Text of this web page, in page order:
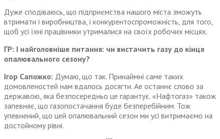
Дуже сподіваюсь, що підприємства нашого міста зможуть
втримати і виробництва, і конкурентоспроможність, для того,
щоб усі їхні працівники утрималися на своїх робочих місцях.
ГР: І найголовніше питання: чи вистачить газу до кінця
опалювального сезону?
Ігор Сапожко: Думаю, що так. Принаймні саме таких
домовленостей нам вдалось досягти. Ае останнє слово за
державою, яка безпосередньо це гарантує. «Нафтогаз» також
запевняє, що газопостачання буде безперебійним. Тож
упевнений, що цей опалювальний сезон ми усі витримаємо на
достойному рівні.